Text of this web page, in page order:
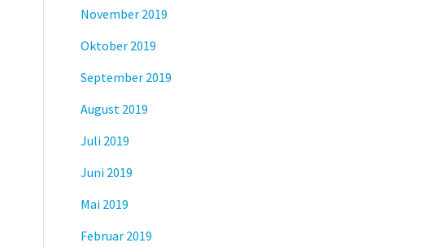
November 2019
Oktober 2019
September 2019
August 2019
Juli 2019
Juni 2019
Mai 2019
Februar 2019